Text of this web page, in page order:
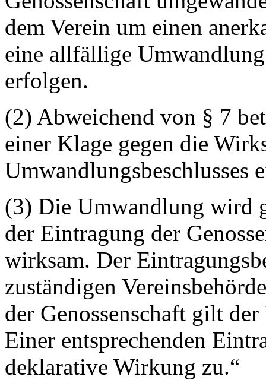
dem Verein um einen
eine allfällige
erfolgen.
(2) Abweichend von § 7
einer Klage gegen die
Umwandlungsbeschlusses
(3) Die Umwandlung wird
der Eintragung der
wirksam. Der
zuständigen
der Genossenschaft gilt
Einer entsprechenden
deklarative Wirkung zu.“